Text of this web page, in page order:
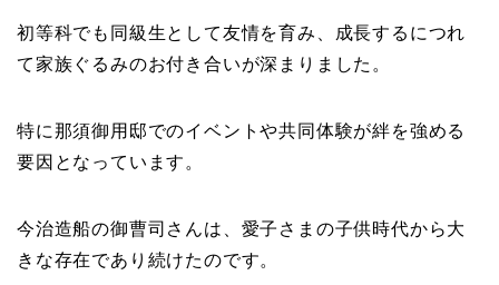
初等科でも同級生として友情を育み、成長するにつれ
て家族ぐるみのお付き合いが深まりました。
特に那須御用邸でのイベントや共同体験が絆を強める
要因となっています。
今治造船の御曹司さんは、愛子さまの子供時代から大
きな存在であり続けたのです。